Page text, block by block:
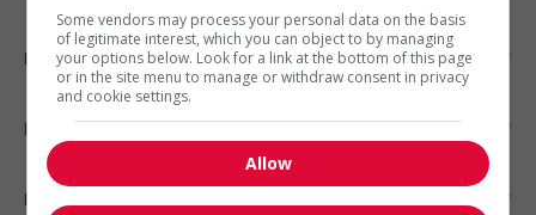
Emplois par statut
Emplois par type
Nos suggestions
Some vendors may process your personal data on the basis
of legitimate interest, which you can object to by managing
your options below. Look for a link at the bottom of this page
or in the site menu to manage or withdraw consent in privacy
and cookie settings.
Allow